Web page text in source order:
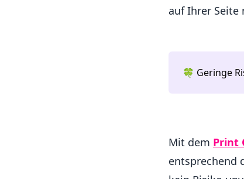
auf Ihrer Seite
🍀 Geringe
Mit dem Print
entsprechend